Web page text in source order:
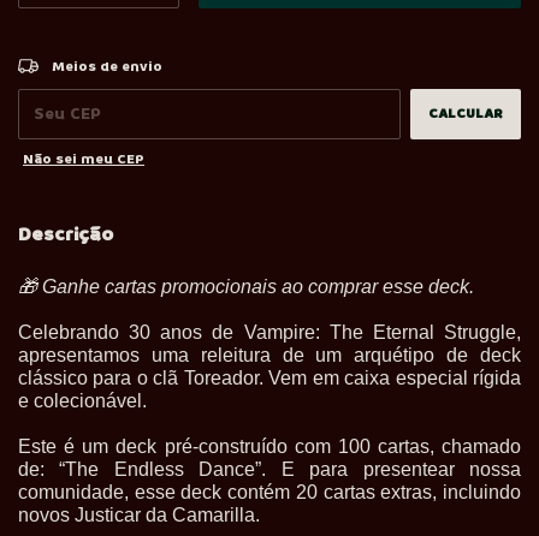
Entregas para o CEP:
Meios de envio
CALCULAR
Não sei meu CEP
Descrição
🎁Ganhe cartas promocionais ao comprar esse deck.
Celebrando 30 anos de Vampire: The Eternal Struggle,
apresentamos uma releitura de um arquétipo de deck
clássico para o clã Toreador. Vem em caixa especial rígida
e colecionável.
Este é um deck pré-construído com 100 cartas, chamado
de: “The Endless Dance”. E para presentear nossa
comunidade, esse deck contém 20 cartas extras, incluindo
novos Justicar da Camarilla.